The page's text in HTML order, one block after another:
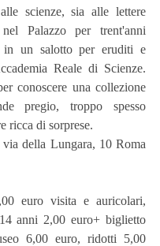
scienze, sia alle lettere
Palazzo per trent'anni
in un salotto per eruditi e
Reale di Scienze.
conoscere una collezione
pregio, troppo spesso
ricca di sorprese.
via della Lungara, 10 Roma
euro visita e auricolari,
anni 2,00 euro+ biglietto
6,00 euro, ridotti 5,00